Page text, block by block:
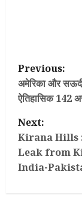
P
o
s
t
n
Previous:
अमेरिका और
ऐतिहासिक 142
Next:
Kirana Hills
Leak from
India-